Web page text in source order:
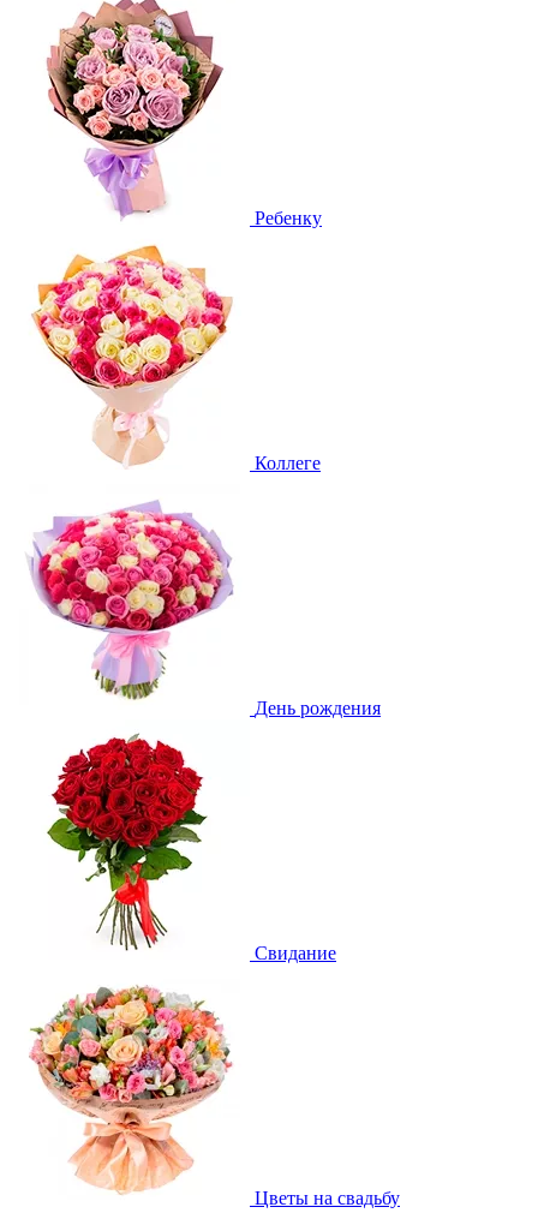
Ребенку
Коллеге
День рождения
Свидание
Цветы на свадьбу